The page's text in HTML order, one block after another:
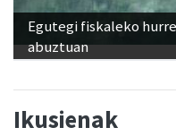
Egutegi fiskaleko
abuztuan
Ikusienak